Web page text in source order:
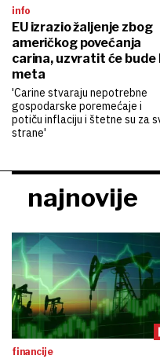
info
EU izrazio žaljenje zbog
američkog povećanja
carina, uzvratit će bude
meta
'Carine stvaraju nepotrebne
gospodarske poremećaje i
potiču inflaciju i štetne su za
strane'
najnovije
financije